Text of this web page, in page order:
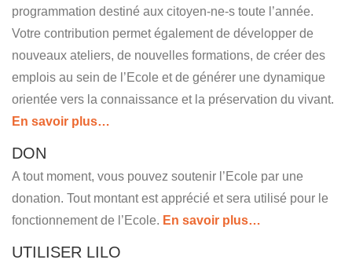
programmation destiné aux citoyen-ne-s toute l’année.
Votre contribution permet également de développer de
nouveaux ateliers, de nouvelles formations, de créer des
emplois au sein de l’Ecole et de générer une dynamique
orientée vers la connaissance et la préservation du vivant.
En savoir plus…
DON
A tout moment, vous pouvez soutenir l’Ecole par une
donation. Tout montant est apprécié et sera utilisé pour le
fonctionnement de l’Ecole. En savoir plus…
UTILISER LILO